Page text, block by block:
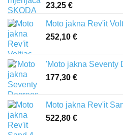
23,25 €
Moto jakna Rev'it
252,10 €
'Moto jakna Seventy
177,30 €
Moto jakna Rev'it
522,80 €